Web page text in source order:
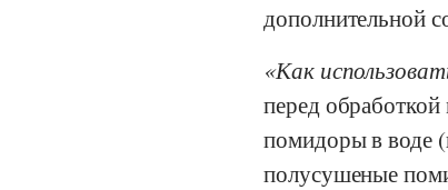
дополнительной
Как
перед
помидоры в воде
полусушеные